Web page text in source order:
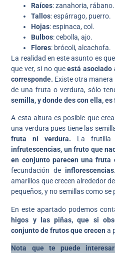
Raíces: zanahoria, rábano.
Tallos: espárrago, puerro.
Hojas: espinaca, col.
Bulbos: cebolla, ajo.
Flores: brócoli, alcachofa.
La realidad en este asunto es
que ver, si no queestá asociado
corresponde. Existe otra
de una fruta o verdura, sólo
semilla, y donde des con ella, es
A esta altura es posible que
una verdura pues tiene las
fruta ni verdura. La frutilla
infrutescencias, un fruto que
en conjunto parecen una fruta
fecundación de inflorescencias
amarillos que crecen alrededor
pequeños, y no semillas como se
En este apartado podemos
higos y las piñas, que si
conjunto de frutos que crecen a
Nota que te puede